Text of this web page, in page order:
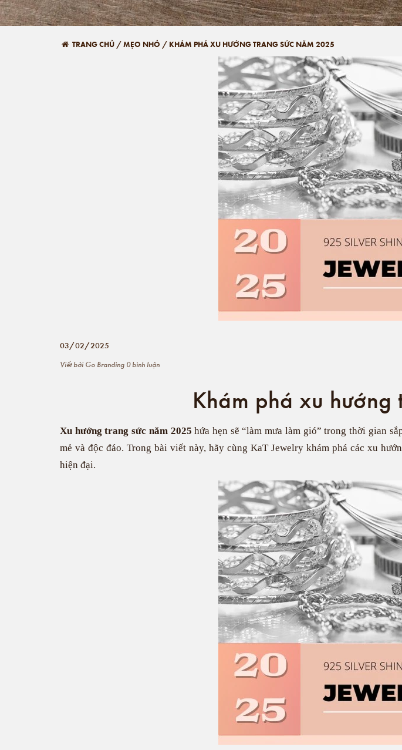
TRANG CHỦ /MẸO NHỎ / KHÁM PHÁ XU HƯỚNG TRANG SỨC NĂM 2025
03/02/2025
Viết bởi Go Branding 0 bình luận
Khám phá xu
Xu hướng trang sức năm 2025hứa hẹn sẽ “làm mưa làm gió” trong thời gian
mẻ và độc đáo. Trong bài viết này, hãy cùng KaT Jewelry khám phá các xu
hiện đại.